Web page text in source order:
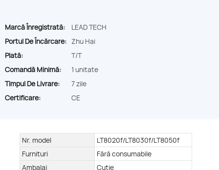
Marcă Înregistrată:
LEAD TECH
Portul De Încărcare: Zhu Hai
Plată:
T/T
Comandă Minimă:
1 unitate
Timpul De Livrare:
7 zile
Certificare:
CE
Nr. model
LT8020f/LT8030f/LT8050f
Furnituri
Fără consumabile
Ambalaj
Cutie